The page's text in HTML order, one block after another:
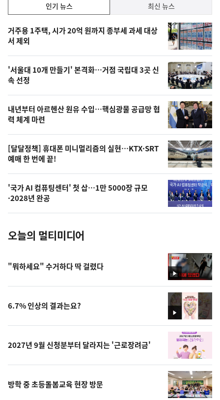
기,
최
신,
오
늘
의
영
상
오
늘
의
사
진
인기 뉴스 최신 뉴스
인
기
뉴
스
거주용 1주택, 시가 20억 원까지 종부세 과세 대상
서 제외
'서울대 10개 만들기' 본격화…거점 국립대 3곳 신
속 선정
내년부터 아르헨산 원유 수입…핵심광물 공급망 협
력 체계 마련
[달달정책] 휴대폰 미니멀리즘의 실현…KTX·SRT
예매 한 번에 끝!
'국가 AI 컴퓨팅센터' 첫 삽…1만 5000장 규모
·2028년 완공
오늘의 멀티미디어
영
상
"뭐하세요" 수거하다 딱 걸렸다
영
상
6.7% 인상의 결과는요?
2027년 9월 신청분부터 달라지는 '근로장려금'
방학 중 초등돌봄교육 현장 방문